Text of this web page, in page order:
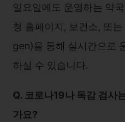
일요일에도 운영하는 약
청 홈페이지, 보건소, 또
gen)을 통해 실시간으로
하실 수 있습니다.
Q. 코로나19나 독감 검사
가요?